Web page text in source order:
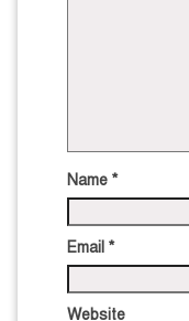
Name *
Email *
Website